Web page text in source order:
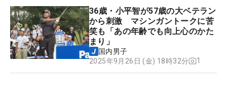
36歳・小平智が57歳の大ベテラン
から刺激 マシンガントークに苦
笑も「あの年齢でも向上心のかた
まり」
国内男子
2025年9月26日 (金) 18時32分
1